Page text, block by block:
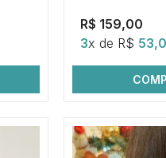
R$ 159,00
3x de R$